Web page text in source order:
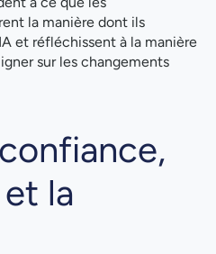
la manière dont ils
et réfléchissent à la manière
sur les changements
la